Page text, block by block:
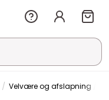
Velvære og afslapning